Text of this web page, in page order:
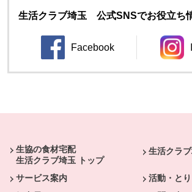
生活クラブ埼玉 公式SNSでお役立ち
Facebook
別のウィンドウで開きま
生協の食材宅配
生活クラブ埼玉 トップ
生活クラ
サービス案内
活動・と